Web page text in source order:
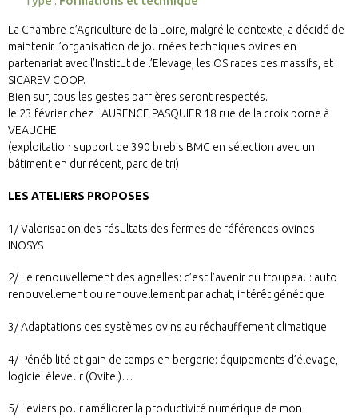
La Chambre d’Agriculture de la Loire, malgré le contexte, a décidé de
maintenir l’organisation de journées techniques ovines en
partenariat avec l’Institut de l’Elevage, les OS races des massifs, et
SICAREV COOP.
Bien sur, tous les gestes barrières seront respectés.
le 23 février chez LAURENCE PASQUIER 18 rue de la croix borne à
VEAUCHE
(exploitation support de 390 brebis BMC en sélection avec un
bâtiment en dur récent, parc de tri)
LES ATELIERS PROPOSES
1/ Valorisation des résultats des fermes de références ovines
INOSYS
2/ Le renouvellement des agnelles: c’est l’avenir du troupeau: auto
renouvellement ou renouvellement par achat, intérêt génétique
3/ Adaptations des systèmes ovins au réchauffement climatique
4/ Pénébilité et gain de temps en bergerie: équipements d’élevage,
logiciel éleveur (Ovitel)…
5/ Leviers pour améliorer la productivité numérique de mon